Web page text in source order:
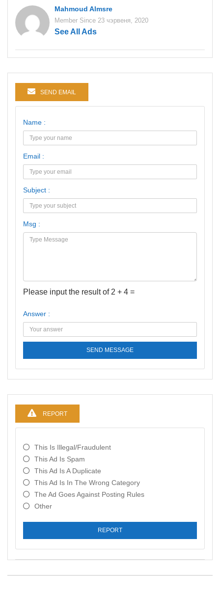
Mahmoud Almsre
Member Since 23 чэрвеня, 2020
See All Ads
SEND EMAIL
Name :
Email :
Subject :
Msg :
Please input the result of 2 + 4 =
Answer :
SEND MESSAGE
REPORT
This Is Illegal/fraudulent
This Ad Is Spam
This Ad Is A Duplicate
This Ad Is In The Wrong Category
The Ad Goes Against Posting Rules
Other
REPORT